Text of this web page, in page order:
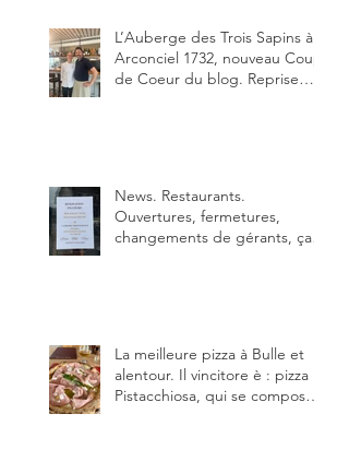
L’Auberge des Trois Sapins à
Arconciel 1732, nouveau Coup
de Coeur du blog. Reprise
News. Restaurants.
Ouvertures, fermetures,
changements de gérants, ça
La meilleure pizza à Bulle et
alentour. Il vincitore è : pizza
Pistacchiosa, qui se compose